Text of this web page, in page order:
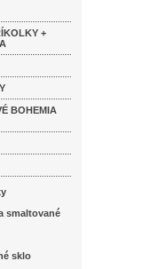
+
BOHEMIA
smaltované
sklo